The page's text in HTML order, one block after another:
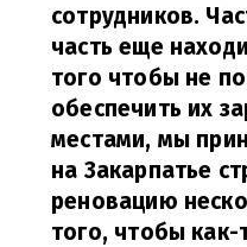
сотрудников.
часть еще
того чтобы не
обеспечить их
местами, мы
на Закарпатье
реновацию
того, чтобы